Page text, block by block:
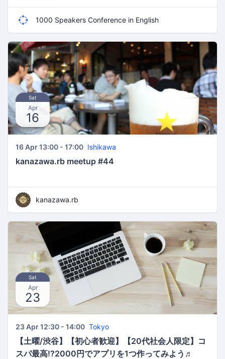
1000 Speakers Conference in English
Sat
Apr
16
16 Apr 13:00 - 17:00 Ishikawa
kanazawa.rb meetup #44
kanazawa.rb
Sat
Apr
23
23 Apr 12:30 - 14:00 Tokyo
【土曜/渋谷】【初心者歓迎】【20代社会人限定】コ
スパ最高!?2000円でアプリを1つ作ってみよう♬